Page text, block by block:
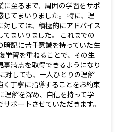
至るまで、周囲の学習をサポ
てまいりました。 特に、理
しては、積極的にアドバイス
まいりました。 これまでの
暗記に苦手意識を持っていた生
学習を重ねることで、その生
満点を取得できるようになり
対しても、一人ひとりの理解
丁寧に指導することをお約束
理解を深め、自信を持って学
ポートさせていただきます。